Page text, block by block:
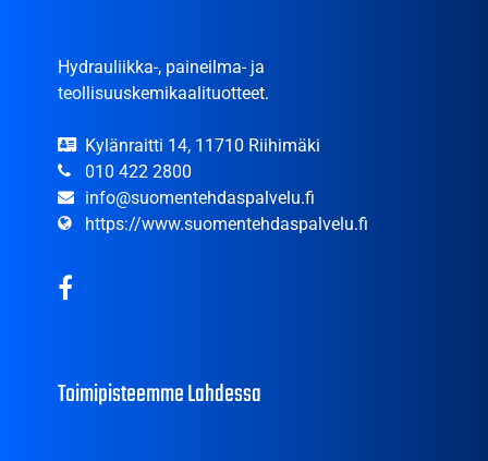
Hydrauliikka-, paineilma- ja
teollisuuskemikaalituotteet.
Kylänraitti 14, 11710 Riihimäki
010 422 2800
info@suomentehdaspalvelu.fi
https://www.suomentehdaspalvelu.fi
Toimipisteemme Lahdessa